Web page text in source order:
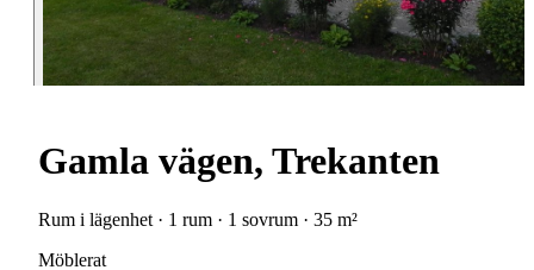
Gamla vägen, Trekanten
Rum i lägenhet · 1 rum · 1 sovrum · 35 m²
Möblerat